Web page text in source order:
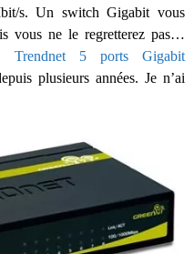
s. Un switch Gigabit vous
vous ne le regretterez pas…
Trendnet 5 ports Gigabit
plusieurs années. Je n’ai